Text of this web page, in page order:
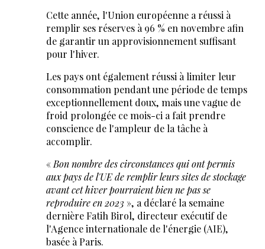
Cette année, l'Union européenne a réussi à
remplir ses réserves à 96 % en novembre afin
de garantir un approvisionnement suffisant
pour l'hiver.
Les pays ont également réussi à limiter leur
consommation pendant une période de temps
exceptionnellement doux, mais une vague de
froid prolongée ce mois-ci a fait prendre
conscience de l'ampleur de la tâche à
accomplir.
«Bon nombre des circonstances qui ont permis
aux pays de l'UE de remplir leurs sites de stockage
avant cet hiver pourraient bien ne pas se
reproduire en 2023 », a déclaré la semaine
dernière Fatih Birol, directeur exécutif de
l'Agence internationale de l'énergie (AIE),
basée à Paris.